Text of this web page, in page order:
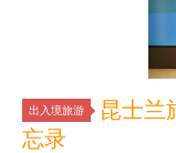
出入境旅游
昆士兰
忘录